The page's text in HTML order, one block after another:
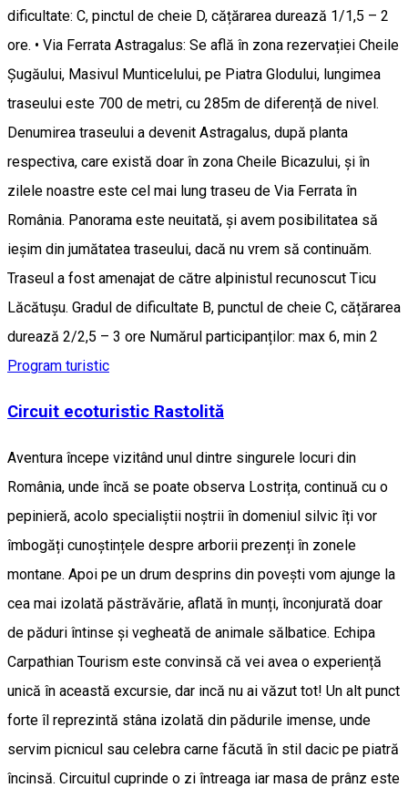
dificultate: C, pinctul de cheie D, cățărarea durează 1/1,5 – 2
ore. • Via Ferrata Astragalus: Se află în zona rezervației Cheile
Șugăului, Masivul Munticelului, pe Piatra Glodului, lungimea
traseului este 700 de metri, cu 285m de diferență de nivel.
Denumirea traseului a devenit Astragalus, după planta
respectiva, care există doar în zona Cheile Bicazului, și în
zilele noastre este cel mai lung traseu de Via Ferrata în
România. Panorama este neuitată, și avem posibilitatea să
ieșim din jumătatea traseului, dacă nu vrem să continuăm.
Traseul a fost amenajat de către alpinistul recunoscut Ticu
Lăcătușu. Gradul de dificultate B, punctul de cheie C, cățărarea
durează 2/2,5 – 3 ore Numărul participanților: max 6, min 2
Program turistic
Circuit ecoturistic Rastolită
Aventura începe vizitând unul dintre singurele locuri din
România, unde încă se poate observa Lostrița, continuă cu o
pepinieră, acolo specialiștii noștrii în domeniul silvic îți vor
îmbogăți cunoștințele despre arborii prezenți în zonele
montane. Apoi pe un drum desprins din povești vom ajunge la
cea mai izolată păstrăvărie, aflată în munți, înconjurată doar
de păduri întinse și vegheată de animale sălbatice. Echipa
Carpathian Tourism este convinsă că vei avea o experiență
unică în această excursie, dar incă nu ai văzut tot! Un alt punct
forte îl reprezintă stâna izolată din pădurile imense, unde
servim picnicul sau celebra carne făcută în stil dacic pe piatră
încinsă. Circuitul cuprinde o zi întreaga iar masa de prânz este